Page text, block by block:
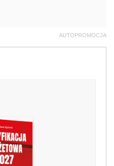
AUTOPROMOCJA